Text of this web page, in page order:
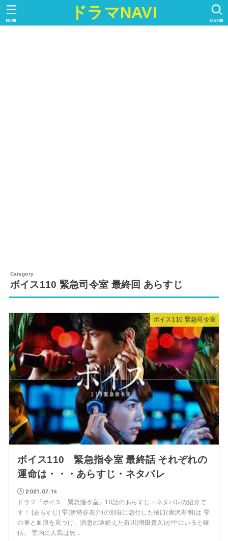
ドラマNAVI SEARCH
MENU
ボイス110 緊急司令室 最終回 あらすじ
ボイス110 緊急司令室
ボイス110 緊急指令室 最終話 それぞれの
運命は・・・あらすじ・ネタバレ
2021.07.14
ドラマ『ボイス 緊急指令室』10話のあらすじ・ネタバレの紹介で
す！ [あらすじ] 雫(伊勢谷友介)の別荘に急行した樋口(唐沢寿明)は 雫
の車と血痕を見つけ、消息の途絶えた石川(増田貴久)が中にいると確
信。 室内に人気は無...